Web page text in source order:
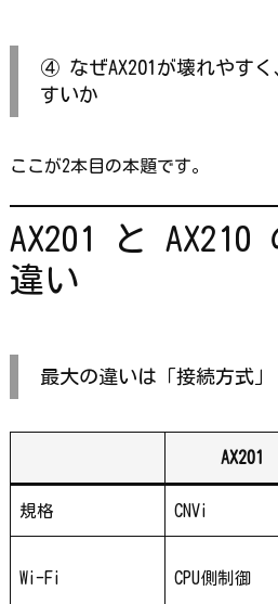
④ なぜAX201が壊れやすく
すいか
ここが2本目の本題です。
AX201 と AX210
違い
最大の違いは「接続方式」
AX201
規格 CNVi
Wi-Fi CPU側制御